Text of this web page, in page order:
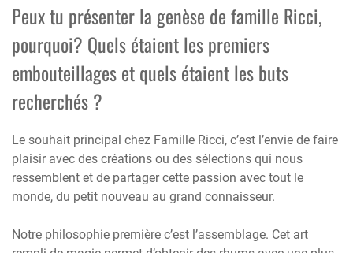
Peux tu présenter la genèse de famille Ricci,
pourquoi? Quels étaient les premiers
embouteillages et quels étaient les buts
recherchés ?
Le souhait principal chez Famille Ricci, c’est l’envie de faire
plaisir avec des créations ou des sélections qui nous
ressemblent et de partager cette passion avec tout le
monde, du petit nouveau au grand connaisseur.
Notre philosophie première c’est l’assemblage. Cet art